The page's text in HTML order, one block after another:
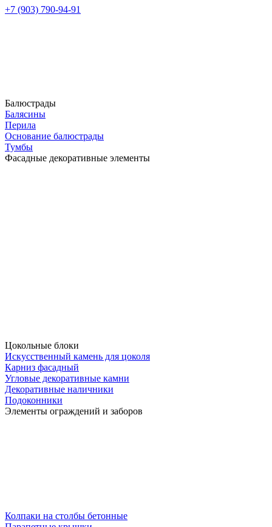
+7 (903) 790-94-91
Балюстрады
Балясины
Перила
Основание балюстрады
Тумбы
Фасадные декоративные элементы
Цокольные блоки
Искусственный камень для цоколя
Карниз фасадный
Угловые декоративные камни
Декоративные наличники
Подоконники
Элементы ограждений и заборов
Колпаки на столбы бетонные